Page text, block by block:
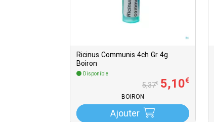
Ricinus Communis 4ch Gr 4g
Boiron
Disponible
5,37€ 5,10€
BOIRON
Ajouter